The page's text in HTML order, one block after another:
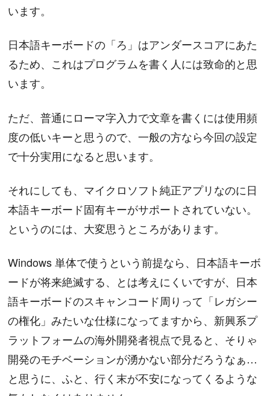
います。
日本語キーボードの「ろ」はアンダースコアにあた
るため、これはプログラムを書く人には致命的と思
います。
ただ、普通にローマ字入力で文章を書くには使用頻
度の低いキーと思うので、一般の方なら今回の設定
で十分実用になると思います。
それにしても、マイクロソフト純正アプリなのに日
本語キーボード固有キーがサポートされていない。
というのには、大変思うところがあります。
Windows 単体で使うという前提なら、日本語キーボ
ードが将来絶滅する、とは考えにくいですが、日本
語キーボードのスキャンコード周りって「レガシー
の権化」みたいな仕様になってますから、新興系プ
ラットフォームの海外開発者視点で見ると、そりゃ
開発のモチベーションが湧かない部分だろうなぁ…
と思うに、ふと、行く末が不安になってくるような